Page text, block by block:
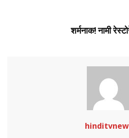
शर्मनाक! नामी